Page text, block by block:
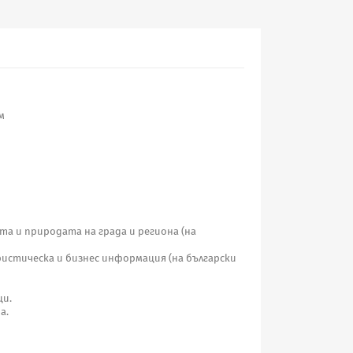
и природата на града и региона (на
и бизнес информация (на български